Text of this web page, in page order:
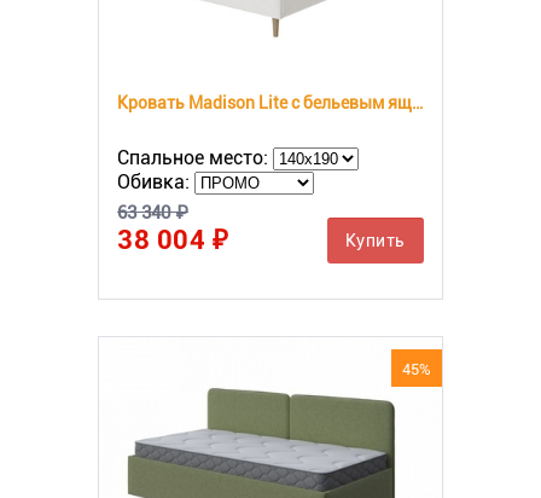
Кровать Madison Lite с бельевым ящиком
Спальное место:
Обивка:
63 340 ₽
38 004 ₽ Купить
45%